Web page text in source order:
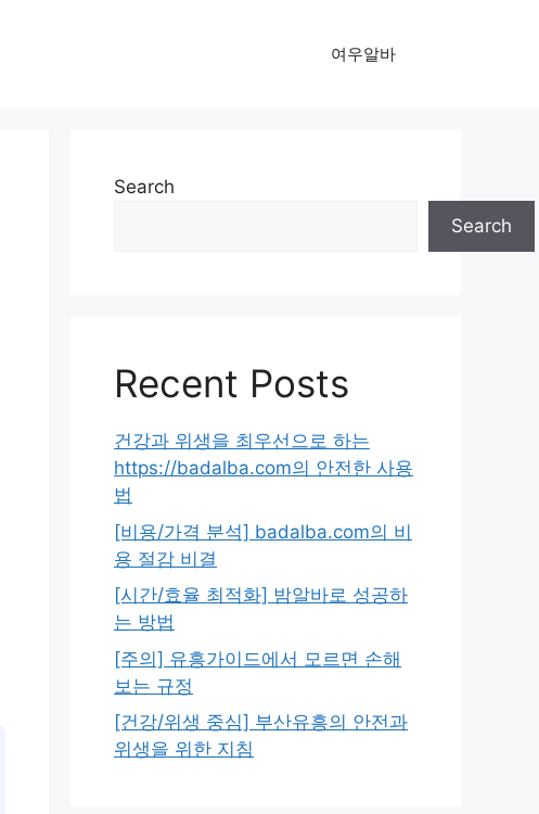
여우알바
Search
Search
Recent Posts
건강과 위생을 최우선으로 하는
https://badalba.com의 안전한 사용
법
[비용/가격 분석] badalba.com의 비
용 절감 비결
[시간/효율 최적화] 밤알바로 성공하
는 방법
[주의] 유흥가이드에서 모르면 손해
보는 규정
[건강/위생 중심] 부산유흥의 안전과
위생을 위한 지침